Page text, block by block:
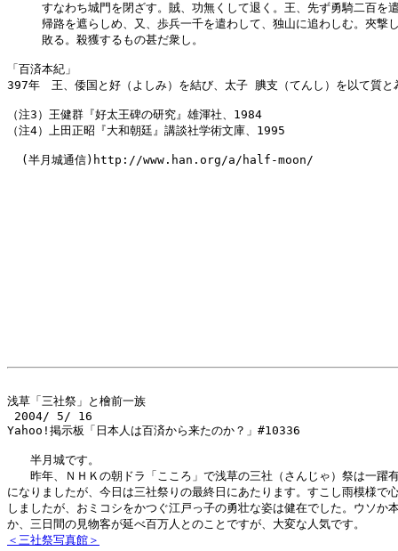
すなわち城門を閉ざす。賊、功無くして退く。王、先ず勇騎二百を
帰路を遮らしめ、又、歩兵一千を遣わして、独山に追わしむ。夾撃
敗る。殺獲するもの甚だ衆し。
「百済本紀」
397年　王、倭国と好（よしみ）を結び、太子 腆支（てんし）を以て質と
（注3）王健群『好太王碑の研究』雄渾社、1984
（注4）上田正昭『大和朝廷』講談社学術文庫、1995
  (半月城通信)http://www.han.org/a/half-moon/
浅草「三社祭」と檜前一族
2004/ 5/ 16
Yahoo!掲示板「日本人は百済から来たのか？」#10336
半月城です。
昨年、ＮＨＫの朝ドラ「こころ」で浅草の三社（さんじゃ）祭は一躍
になりましたが、今日は三社祭りの最終日にあたります。すこし雨模様で
しましたが、おミコシをかつぐ江戸っ子の勇壮な姿は健在でした。ウソか
＜三社祭写真館＞